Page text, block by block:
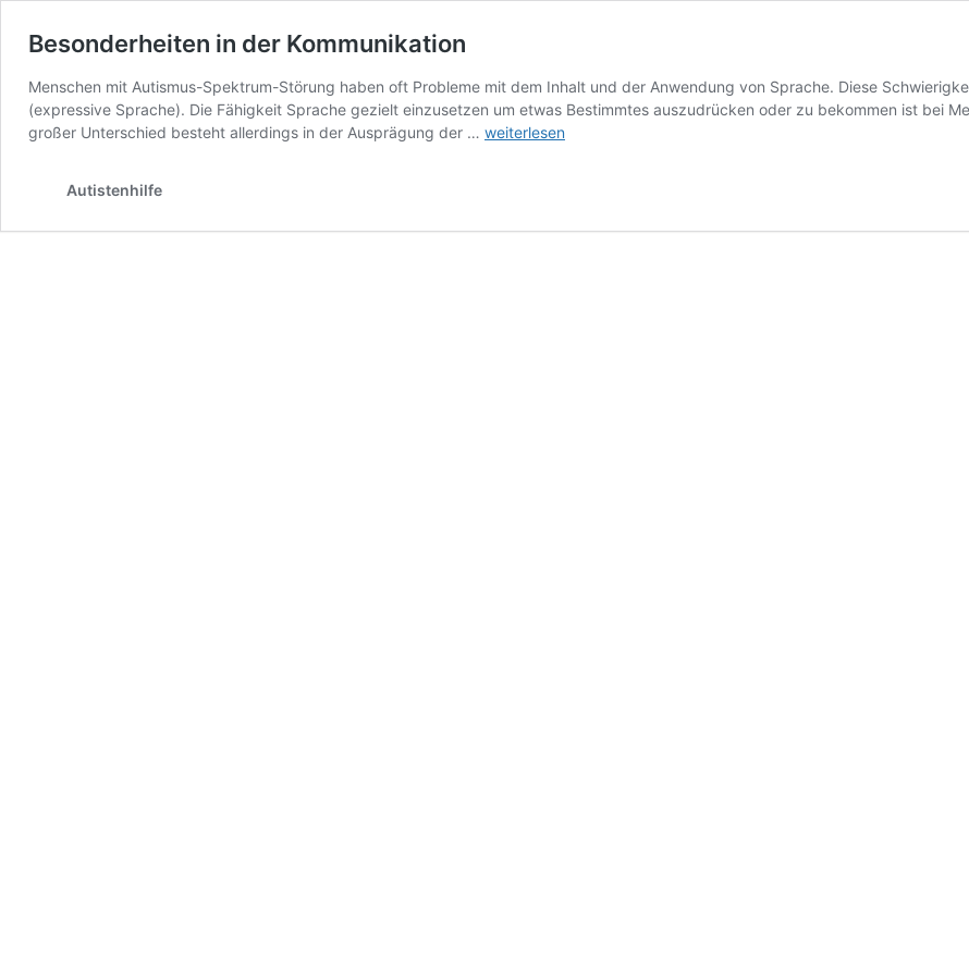
Besonderheiten in der Kommunikation
Menschen mit Autismus-Spektrum-Störung haben oft Probleme mit dem Inhalt und der Anwendung von Sprache. Diese
(expressive Sprache). Die Fähigkeit Sprache gezielt einzusetzen um etwas Bestimmtes auszudrücken oder zu bekommen ist bei
großer Unterschied besteht allerdings in der Ausprägung der … Besonderheiten
weiterlesen
Autistenhilfe